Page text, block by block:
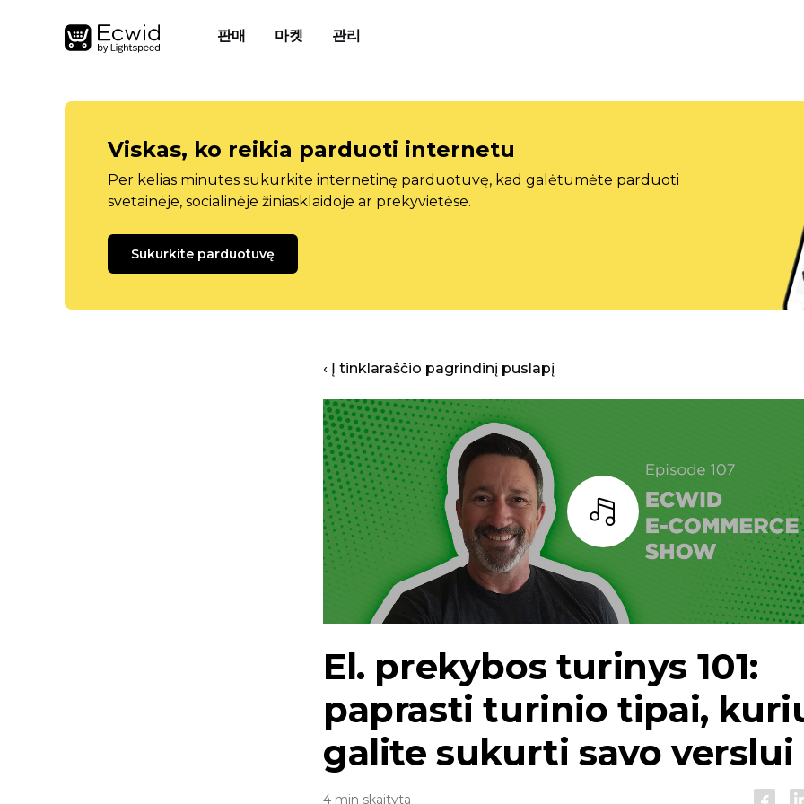
판매 마켓 관리
Viskas, ko reikia parduoti internetu
Per kelias minutes sukurkite internetinę parduotuvę, kad galėtumėte parduoti
svetainėje, socialinėje žiniasklaidoje ar prekyvietėse.
Sukurkite parduotuvę
‹ Į tinklaraščio pagrindinį puslapį
Baras
El. prekybos turinys 101:
paprasti turinio tipai,
galite sukurti savo verslui
4 min skaityta